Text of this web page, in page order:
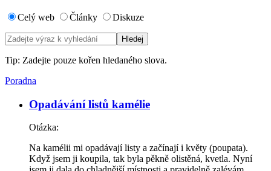
Celý web Články Diskuze
Tip: Zadejte pouze kořen hledaného slova.
Poradna
Opadávání listů kamélie
Otázka:
Na kamélii mi opadávají listy a začínají i květy (poupata).
Když jsem ji koupila, tak byla pěkně olistěná, kvetla. Nyní